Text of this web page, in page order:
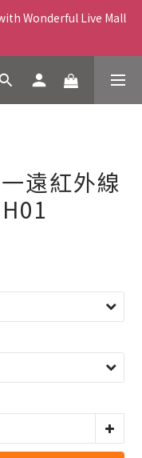
Wonderful Live Mall
遠紅外線